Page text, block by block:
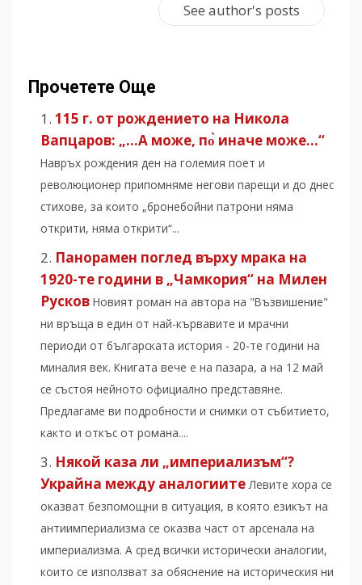
See author's posts
Прочетете Още
115 г. от рождението на Никола
Вапцаров: „…А може, по̀ иначе може…“
Навръх рождения ден на големия поет и
революционер припомняме негови парещи и до днес
стихове, за които „бронебойни патрони няма
открити, няма открити“...
Панорамен поглед върху мрака на
1920-те години в „Чамкория“ на Милен
Русков Новият роман на автора на "Възвишение"
ни връща в един от най-кървавите и мрачни
периоди от българската история - 20-те години на
миналия век. Книгата вече е на пазара, а на 12 май
се състоя нейното официално представяне.
Предлагаме ви подробности и снимки от събитието,
както и откъс от романа....
Някой каза ли „империализъм“?
Украйна между аналогиите Левите хора се
оказват безпомощни в ситуация, в която езикът на
антиимпериализма се оказва част от арсенала на
империализма. А сред всички исторически аналогии,
които се използват за обяснение на историческия ни